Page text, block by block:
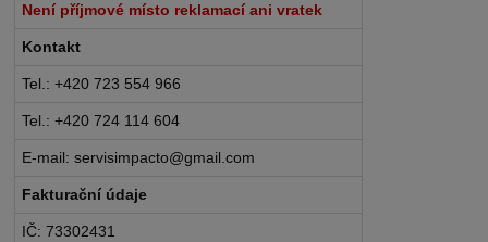
Není příjmové místo reklamací ani vratek
Kontakt
Tel.: +420 723 554 966
Tel.: +420 724 114 604
E-mail: servisimpacto@gmail.com
Fakturační údaje
IČ: 73302431